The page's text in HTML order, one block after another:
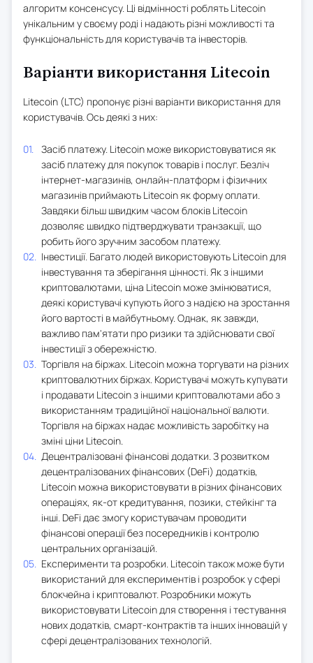
алгоритм консенсусу. Ці відмінності роблять Litecoin
унікальним у своєму роді і надають різні можливості та
функціональність для користувачів та інвесторів.
Варіанти використання Litecoin
Litecoin (LTC) пропонує різні варіанти використання для
користувачів. Ось деякі з них:
Засіб платежу. Litecoin може використовуватися як
засіб платежу для покупок товарів і послуг. Безліч
інтернет-магазинів, онлайн-платформ і фізичних
магазинів приймають Litecoin як форму оплати.
Завдяки більш швидким часом блоків Litecoin
дозволяє швидко підтверджувати транзакції, що
робить його зручним засобом платежу.
Інвестиції. Багато людей використовують Litecoin для
інвестування та зберігання цінності. Як з іншими
криптовалютами, ціна Litecoin може змінюватися,
деякі користувачі купують його з надією на зростання
його вартості в майбутньому. Однак, як завжди,
важливо пам'ятати про ризики та здійснювати свої
інвестиції з обережністю.
Торгівля на біржах. Litecoin можна торгувати на різних
криптовалютних біржах. Користувачі можуть купувати
і продавати Litecoin з іншими криптовалютами або з
використанням традиційної національної валюти.
Торгівля на біржах надає можливість заробітку на
зміні ціни Litecoin.
Децентралізовані фінансові додатки. З розвитком
децентралізованих фінансових (DeFi) додатків,
Litecoin можна використовувати в різних фінансових
операціях, як-от кредитування, позики, стейкінг та
інші. DeFi дає змогу користувачам проводити
фінансові операції без посередників і контролю
центральних організацій.
Експерименти та розробки. Litecoin також може бути
використаний для експериментів і розробок у сфері
блокчейна і криптовалют. Розробники можуть
використовувати Litecoin для створення і тестування
нових додатків, смарт-контрактів та інших інновацій у
сфері децентралізованих технологій.